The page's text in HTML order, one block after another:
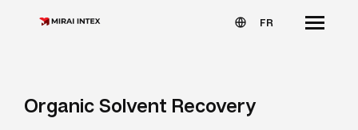
FR
Organic Solvent Recovery